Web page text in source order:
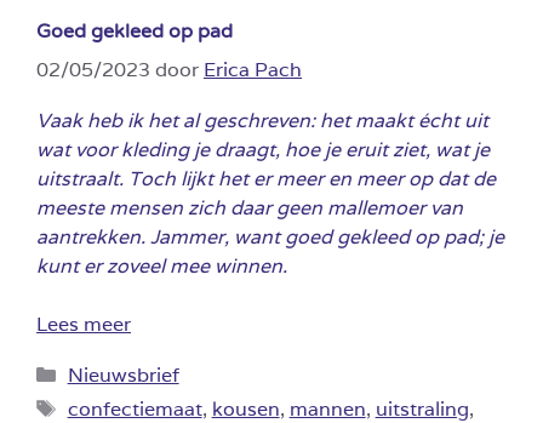
Goed gekleed op pad
02/05/2023 door Erica Pach
Vaak heb ik het al geschreven: het maakt écht uit
wat voor kleding je draagt, hoe je eruit ziet, wat je
uitstraalt. Toch lijkt het er meer en meer op dat de
meeste mensen zich daar geen mallemoer van
aantrekken. Jammer, want goed gekleed op pad; je
kunt er zoveel mee winnen.
Lees meer
Categorieën
Nieuwsbrief
Tags
confectiemaat, kousen, mannen, uitstraling,